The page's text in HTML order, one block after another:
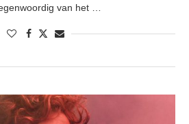
van het …